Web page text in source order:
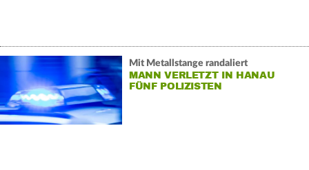
Mit Metallstange randaliert
MANN VERLETZT IN HANAU
FÜNF POLIZISTEN